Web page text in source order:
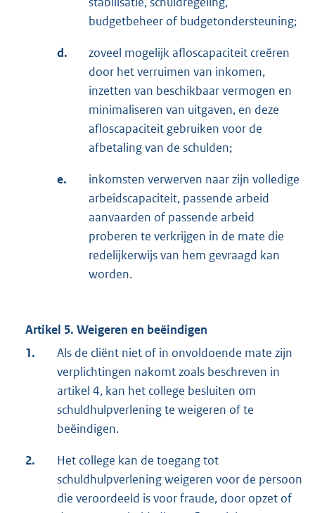
budgetbeheer of budgetondersteuning;
d.
zoveel mogelijk afloscapaciteit creëren
door het verruimen van inkomen,
inzetten van beschikbaar vermogen en
minimaliseren van uitgaven, en deze
afloscapaciteit gebruiken voor de
afbetaling van de schulden;
e.
inkomsten verwerven naar zijn volledige
arbeidscapaciteit, passende arbeid
aanvaarden of passende arbeid
proberen te verkrijgen in de mate die
redelijkerwijs van hem gevraagd kan
worden.
Artikel 5. Weigeren en beëindigen
1.
Als de cliënt niet of in onvoldoende mate zijn
verplichtingen nakomt zoals beschreven in
artikel 4, kan het college besluiten om
schuldhulpverlening te weigeren of te
beëindigen.
2.
Het college kan de toegang tot
schuldhulpverlening weigeren voor de persoon
die veroordeeld is voor fraude, door opzet of